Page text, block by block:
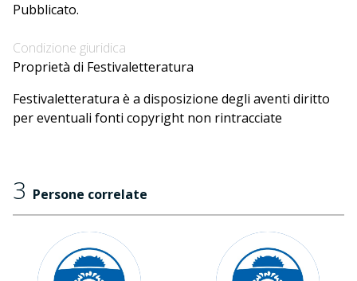
Pubblicato.
Condizione giuridica
Proprietà di Festivaletteratura
Festivaletteratura è a disposizione degli aventi diritto
per eventuali fonti copyright non rintracciate
3 Persone correlate